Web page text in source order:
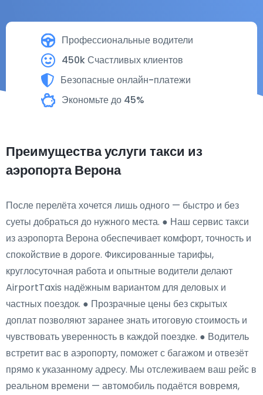
Профессиональные водители
450k Счастливых клиентов
Безопасные онлайн-платежи
Экономьте до 45%
Преимущества услуги такси из
аэропорта Верона
После перелёта хочется лишь одного — быстро и без
суеты добраться до нужного места. ● Наш сервис такси
из аэропорта Верона обеспечивает комфорт, точность и
спокойствие в дороге. Фиксированные тарифы,
круглосуточная работа и опытные водители делают
AirportTaxis надёжным вариантом для деловых и
частных поездок. ● Прозрачные цены без скрытых
доплат позволяют заранее знать итоговую стоимость и
чувствовать уверенность в каждой поездке. ● Водитель
встретит вас в аэропорту, поможет с багажом и отвезёт
прямо к указанному адресу. Мы отслеживаем ваш рейс в
реальном времени — автомобиль подаётся вовремя,